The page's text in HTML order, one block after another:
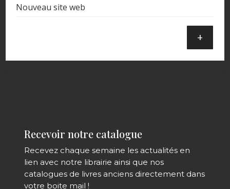
Nouveau site web
+
Recevoir notre catalogue
Recevez chaque semaine les actualités en
lien avec notre librairie ainsi que nos
catalogues de livres anciens directement dans
votre boite mail !